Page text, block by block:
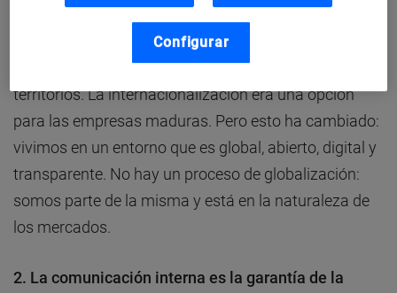
y a cada generación se le pide que amplíe el negocio
y extienda los productos por nuevos canales o
territorios. La internacionalización era una opción
para las empresas maduras. Pero esto ha cambiado:
vivimos en un entorno que es global, abierto, digital y
transparente. No hay un proceso de globalización:
somos parte de la misma y está en la naturaleza de
los mercados.
2. La comunicación interna es la garantía de la
Configurar